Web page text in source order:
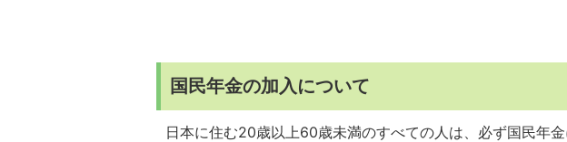
国民年金の加入について
日本に住む20歳以上60歳未満のすべての人は、必ず国民年金